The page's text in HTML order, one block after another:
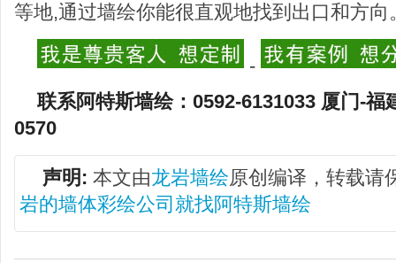
等地,通过墙绘你能很直观地找到出口和方向
-
联系阿特斯墙绘：0592-6131033 厦门-福
0570
声明: 本文由龙岩墙绘原创编译，转载请
岩的墙体彩绘公司就找阿特斯墙绘